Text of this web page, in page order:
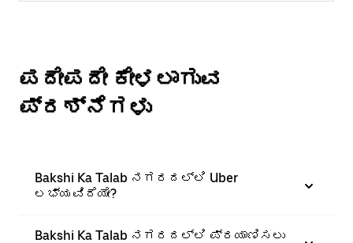
ಪದೇಪದೇ ಕೇಳಲಾಗುವ
ಪ್ರಶ್ನೆಗಳು
Bakshi Ka Talab ನಗರದಲ್ಲಿ Uber
ಲಭ್ಯವಿದೆಯೇ?
Bakshi Ka Talab ನಗರದಲ್ಲಿ ಪ್ರಯಾಣಿಸಲು